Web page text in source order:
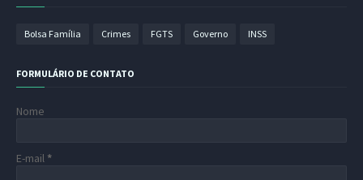
Bolsa Família Crimes FGTS Governo INSS
FORMULÁRIO DE CONTATO
Nome
E-mail *